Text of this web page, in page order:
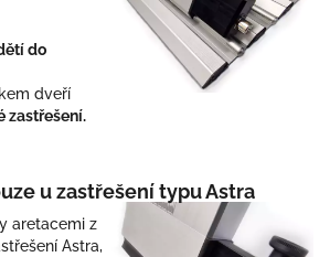
do
dveří
zastřešení.
u zastřešení typu Astra
aretacemi z
Astra,